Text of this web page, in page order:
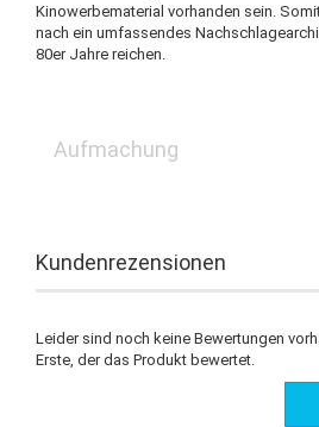
Kinowerbematerial vorhanden sein.
nach ein umfassendes
80er Jahre reichen.
Aufmachung
Kundenrezensionen
Leider sind noch keine Bewertungen
Erste, der das Produkt bewertet.